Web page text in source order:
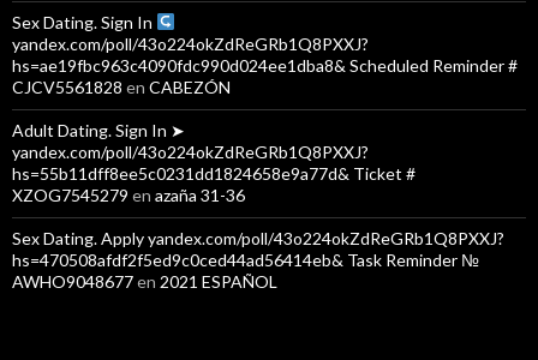
Sex Dating. Sign In
yandex.com/poll/43o224okZdReGRb1Q8PXXJ?
hs=ae19fbc963c4090fdc990d024ee1dba8& Scheduled Reminder #
CJCV5561828 en CABEZÓN
Adult Dating. Sign In ➤
yandex.com/poll/43o224okZdReGRb1Q8PXXJ?
hs=55b11dff8ee5c0231dd1824658e9a77d& Ticket #
XZOG7545279 en azaña 31-36
Sex Dating. Apply yandex.com/poll/43o224okZdReGRb1Q8PXXJ?
hs=470508afdf2f5ed9c0ced44ad56414eb& Task Reminder №
AWHO9048677en 2021 ESPAÑOL